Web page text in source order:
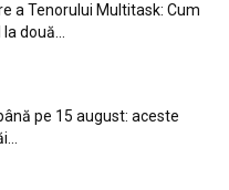
a Tenorului Multitask: Cum
două...
pe 15 august: aceste